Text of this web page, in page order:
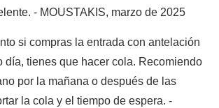
- MOUSTAKIS, marzo de 2025
si compras la entrada con antelación
día, tienes que hacer cola. Recomiendo
por la mañana o después de las
la cola y el tiempo de espera. -